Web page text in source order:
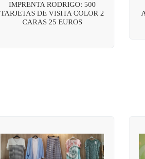
IMPRENTA RODRIGO: 500
TARJETAS DE VISITA COLOR 2
CARAS 25 EUROS